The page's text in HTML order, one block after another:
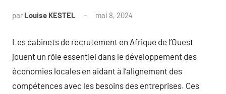
par Louise KESTEL mai 8, 2024
Les cabinets de recrutement en Afrique de l’Ouest
jouent un rôle essentiel dans le développement des
économies locales en aidant à l’alignement des
compétences avec les besoins des entreprises. Ces